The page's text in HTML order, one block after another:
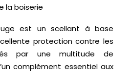
la boiserie
est un scellant à base
protection contre les
par une multitude de
complément essentiel aux